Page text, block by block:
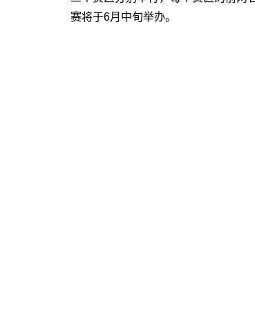
赛将于6月中旬举办。